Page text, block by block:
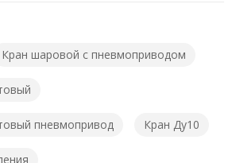
Кран шаровой с пневмоприводом
пневмопривод Кран Ду10